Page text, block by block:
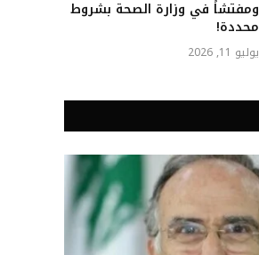
ومفتشاً في وزارة الصحة بشروط
محددة!
يوليو 11, 2026